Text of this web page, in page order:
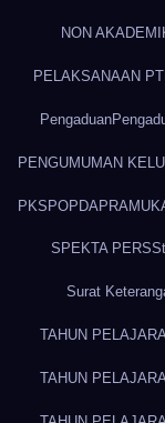
NON
PELAKSANAAN
Pengaduan
PENGUMUMAN
PKSPOPDA
SPEKTA PERS
Surat
TAHUN
TAHUN